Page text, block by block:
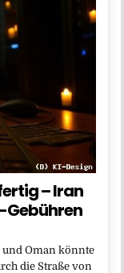
– Iran
Gebühren
Oman könnte
die Straße von